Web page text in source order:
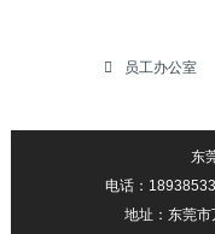
员工办公室
东
电话：
地址：东莞